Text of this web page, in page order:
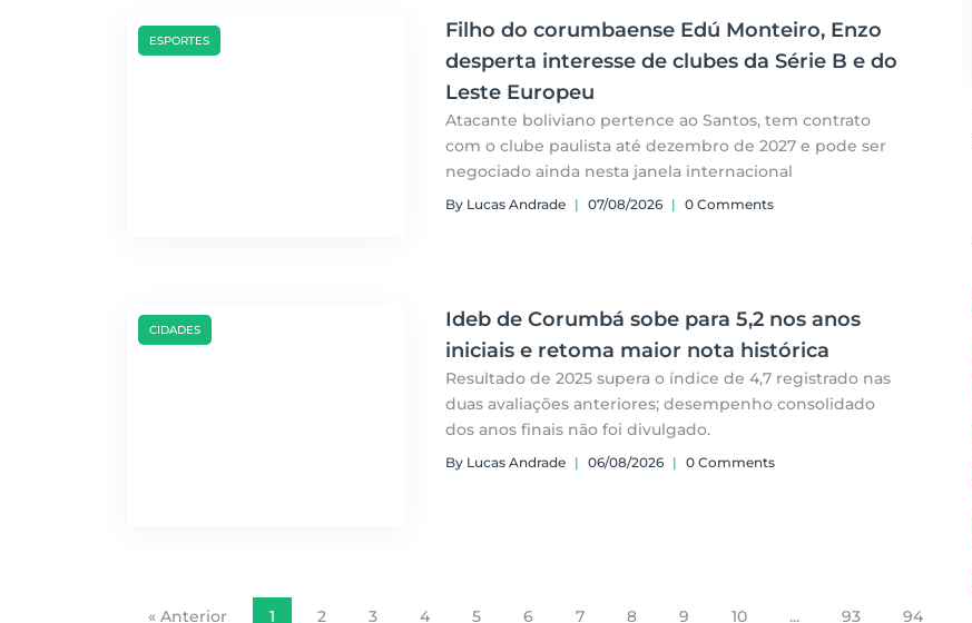
ESPORTES
Filho do corumbaense Edú Monteiro, Enzo
desperta interesse de clubes da Série B e do
Leste Europeu
Atacante boliviano pertence ao Santos, tem contrato
com o clube paulista até dezembro de 2027 e pode ser
negociado ainda nesta janela internacional
By Lucas Andrade | 07/08/2026 | 0 Comments
CIDADES
Ideb de Corumbá sobe para 5,2 nos anos
iniciais e retoma maior nota histórica
Resultado de 2025 supera o índice de 4,7 registrado nas
duas avaliações anteriores; desempenho consolidado
dos anos finais não foi divulgado.
By Lucas Andrade | 06/08/2026 | 0 Comments
« Anterior 1 2 3 4 5 6 7 8 9 10 ... 93 94